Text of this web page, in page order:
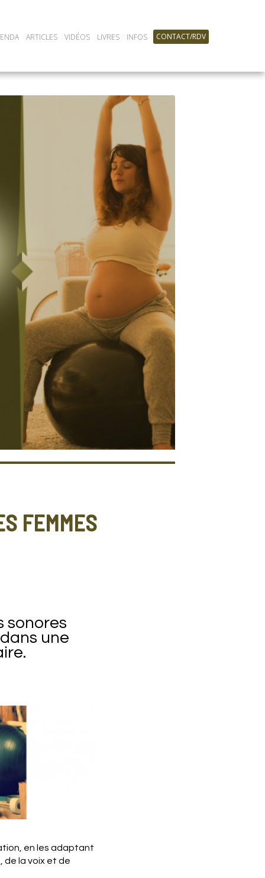
ARTICLES VIDÉOS LIVRES INFOS CONTACT/RDV
FEMMES
sonores
une
en les adaptant
de la voix et de